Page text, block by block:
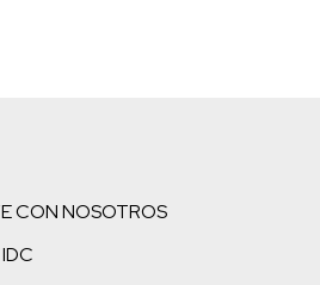
CON NOSOTROS